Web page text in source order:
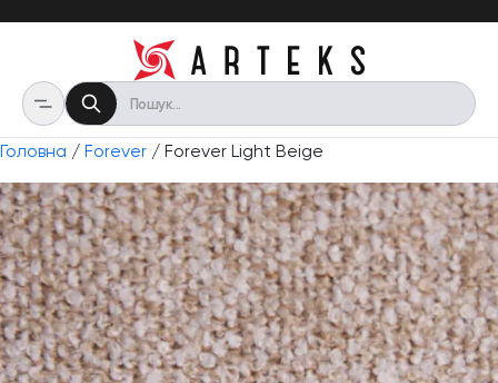
Головна / Forever / Forever Light Beige